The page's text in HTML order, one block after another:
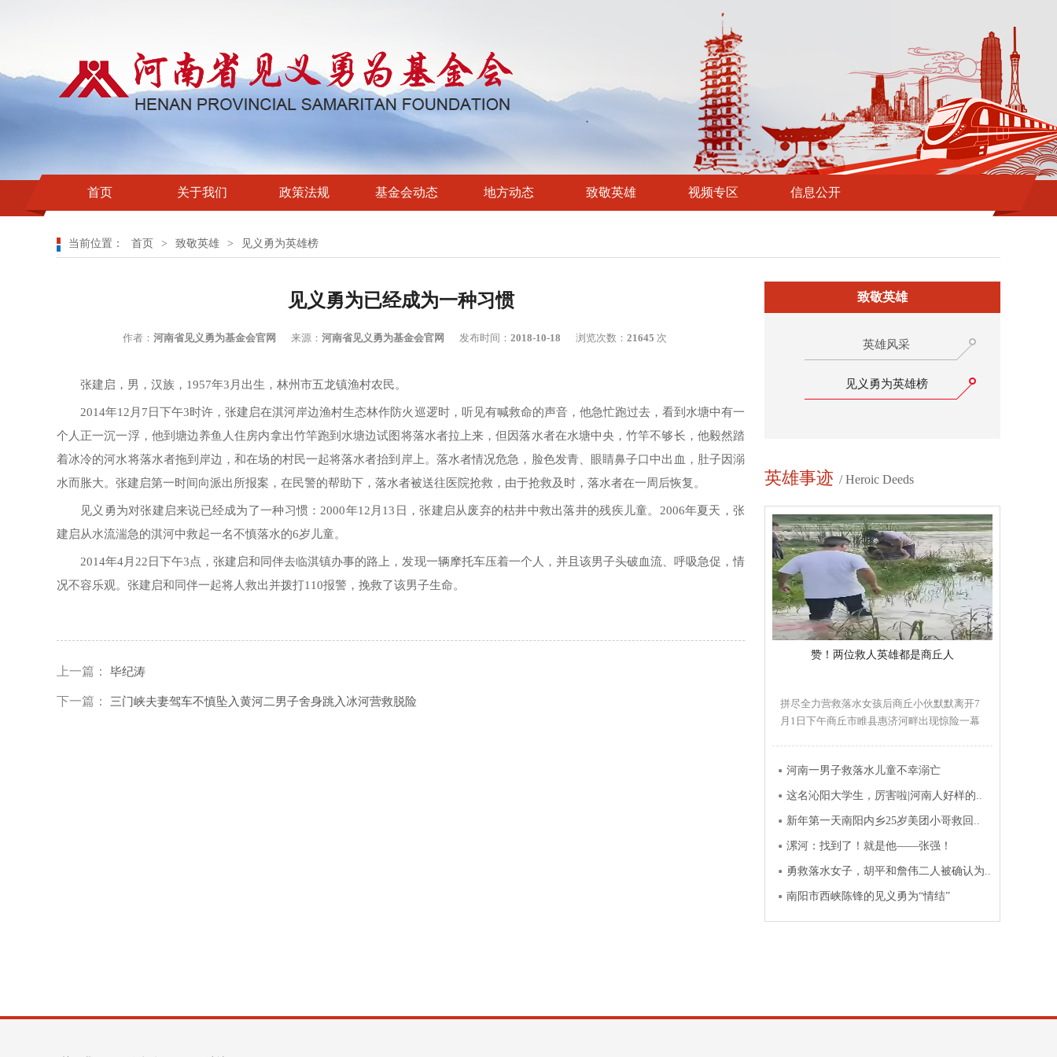
首页 关于我们 政策法规 基金会动态 地方动态 致敬英雄 视频专区 信息公开
当前位置： 首页 > 致敬英雄 > 见义勇为英雄榜
见义勇为已经成为一种习惯
作者： 河南省见义勇为基金会官网 来源： 河南省见义勇为基金会官网 发布时间： 2018-10-18 浏览次数： 21645 次
张建启，男，汉族，1957年3月出生，林州市五龙镇渔村农民。
2014年12月7日下午3时许，张建启在淇河岸边渔村生态林作防火巡逻时，听见有喊救命的声音，他急忙跑过去，看到水塘中有一
个人正一沉一浮，他到塘边养鱼人住房内拿出竹竿跑到水塘边试图将落水者拉上来，但因落水者在水塘中央，竹竿不够长，他毅然踏
着冰冷的河水将落水者拖到岸边，和在场的村民一起将落水者抬到岸上。落水者情况危急，脸色发青、眼睛鼻子口中出血，肚子因溺
水而胀大。张建启第一时间向派出所报案，在民警的帮助下，落水者被送往医院抢救，由于抢救及时，落水者在一周后恢复。
见义勇为对张建启来说已经成为了一种习惯：2000年12月13日，张建启从废弃的枯井中救出落井的残疾儿童。2006年夏天，张
建启从水流湍急的淇河中救起一名不慎落水的6岁儿童。
2014年4月22日下午3点，张建启和同伴去临淇镇办事的路上，发现一辆摩托车压着一个人，并且该男子头破血流、呼吸急促，情
况不容乐观。张建启和同伴一起将人救出并拨打110报警，挽救了该男子生命。
上一篇： 毕纪涛
下一篇： 三门峡夫妻驾车不慎坠入黄河二男子舍身跳入冰河营救脱险
致敬英雄
英雄风采
见义勇为英雄榜
英雄事迹 / Heroic Deeds
赞！两位救人英雄都是商丘人
拼尽全力营救落水女孩后商丘小伙默默离开7
月1日下午商丘市睢县惠济河畔出现惊险一幕
河南一男子救落水儿童不幸溺亡
这名沁阳大学生，厉害啦|河南人好样的..
新年第一天南阳内乡25岁美团小哥救回..
漯河：找到了！就是他——张强！
勇救落水女子，胡平和詹伟二人被确认为..
南阳市西峡陈锋的见义勇为“情结”